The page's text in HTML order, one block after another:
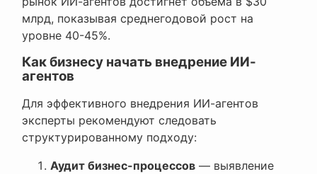
млрд, показывая среднегодовой рост на
уровне 40-45%.
Как бизнесу начать внедрение ИИ-
агентов
Для эффективного внедрения ИИ-агентов
эксперты рекомендуют следовать
структурированному подходу:
Аудит бизнес-процессов — выявление